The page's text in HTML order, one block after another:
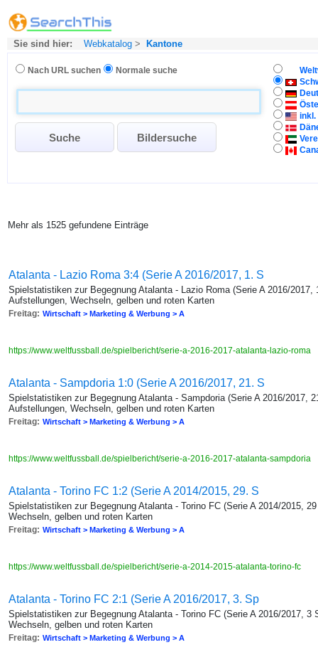
Sie sind hier: Webkatalog > Kantone
Nach URL suchen Normale suche
inkl.
Mehr als 1525 gefundene Einträge
Atalanta - Lazio Roma 3:4 (Serie A 2016/2017, 1. S
Spielstatistiken zur Begegnung Atalanta - Lazio Roma (Serie A 2016/
Aufstellungen, Wechseln, gelben und roten Karten
Freitag: Wirtschaft > Marketing & Werbung > A
https://www.weltfussball.de/spielbericht/serie-a-2016-2017-atalanta-lazio-roma
Atalanta - Sampdoria 1:0 (Serie A 2016/2017, 21. S
Spielstatistiken zur Begegnung Atalanta - Sampdoria (Serie A 2016/2017,
Aufstellungen, Wechseln, gelben und roten Karten
Freitag: Wirtschaft > Marketing & Werbung > A
https://www.weltfussball.de/spielbericht/serie-a-2016-2017-atalanta-sampdoria
Atalanta - Torino FC 1:2 (Serie A 2014/2015, 29. S
Spielstatistiken zur Begegnung Atalanta - Torino FC (Serie A 2014/2015,
Wechseln, gelben und roten Karten
Freitag: Wirtschaft > Marketing & Werbung > A
https://www.weltfussball.de/spielbericht/serie-a-2014-2015-atalanta-torino-fc
Atalanta - Torino FC 2:1 (Serie A 2016/2017, 3. Sp
Spielstatistiken zur Begegnung Atalanta - Torino FC (Serie A 2016/2017,
Wechseln, gelben und roten Karten
Freitag: Wirtschaft > Marketing & Werbung > A